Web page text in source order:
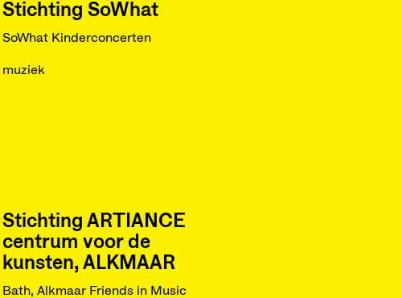
Stichting SoWhat
SoWhat Kinderconcerten
muziek
Stichting ARTIANCE
centrum voor de
kunsten, ALKMAAR
Bath, Alkmaar Friends in Music